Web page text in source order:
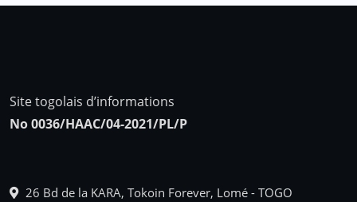
Site togolais d’informations
No 0036/HAAC/04-2021/PL/P
26 Bd de la KARA, Tokoin Forever, Lomé - TOGO